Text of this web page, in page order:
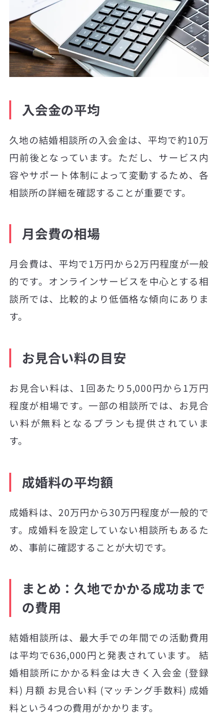
入会金の平均
久地の結婚相談所の入会金は、平均で約10万
円前後となっています。ただし、サービス内
容やサポート体制によって変動するため、各
相談所の詳細を確認することが重要です。
月会費の相場
月会費は、平均で1万円から2万円程度が一般
的です。オンラインサービスを中心とする相
談所では、比較的より低価格な傾向にありま
す。
お見合い料の目安
お見合い料は、1回あたり5,000円から1万円
程度が相場です。一部の相談所では、お見合
い料が無料となるプランも提供されていま
す。
成婚料の平均額
成婚料は、20万円から30万円程度が一般的で
す。成婚料を設定していない相談所もあるた
め、事前に確認することが大切です。
まとめ：久地でかかる成功まで
の費用
結婚相談所は、最大手での年間での活動費用
は平均で636,000円と発表されています。 結
婚相談所にかかる料金は大きく入会金 (登録
料) 月額 お見合い料 (マッチング手数料) 成婚
料という4つの費用がかかります。